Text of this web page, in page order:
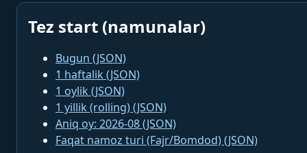
Tez start (namunalar)
Bugun (JSON)
1 haftalik (JSON)
1 oylik (JSON)
1 yillik (rolling) (JSON)
Aniq oy: 2026-08 (JSON)
Faqat namoz turi (Fajr/Bomdod) (JSON)